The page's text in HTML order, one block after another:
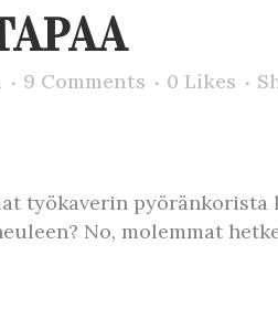
9 Comments 0 Likes
työkaverin pyöränkorista
No, molemmat